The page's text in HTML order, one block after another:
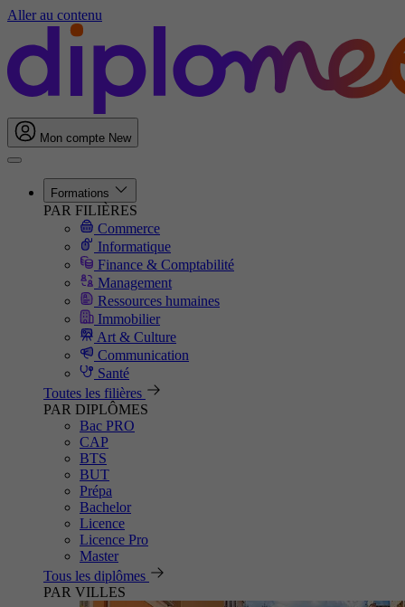
Aller au contenu
Mon compte New
Formations
PAR FILIÈRES
Commerce
Informatique
Finance & Comptabilité
Management
Ressources humaines
Immobilier
Art & Culture
Communication
Santé
Toutes les filières
PAR DIPLÔMES
Bac PRO
CAP
BTS
BUT
Prépa
Bachelor
Licence
Licence Pro
Master
Tous les diplômes
PAR VILLES